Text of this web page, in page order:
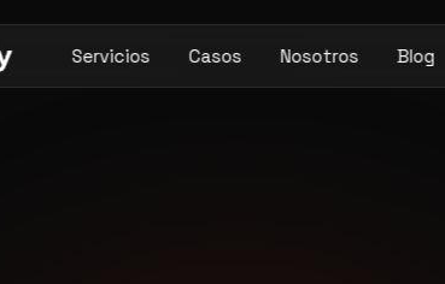
Servicios Casos Nosotros Blog